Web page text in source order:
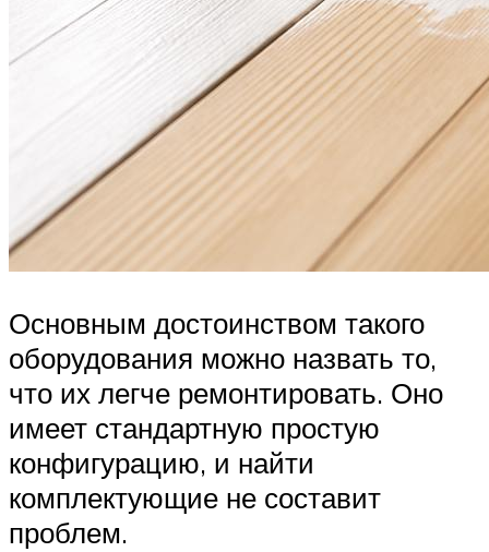
Основным достоинством такого
оборудования можно назвать то,
что их легче ремонтировать. Оно
имеет стандартную простую
конфигурацию, и найти
комплектующие не составит
проблем.